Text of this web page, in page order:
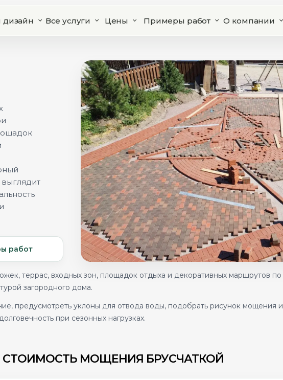
Все услуги Цены Примеры работ О компании
работ
террас, входных зон, площадок отдыха и декоративных маршрутов
загородного дома.
предусмотреть уклоны для отвода воды, подобрать рисунок мощения
при сезонных нагрузках.
СТОИМОСТЬ МОЩЕНИЯ БРУСЧАТКОЙ